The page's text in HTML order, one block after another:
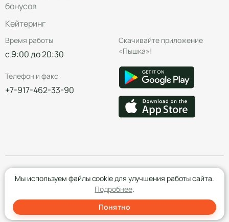
бонусов
Кейтеринг
Время работы
с 9:00 до 20:30
Телефон и факс
+7-917-462-33-90
Скачивайте приложение
«Пышка»!
Создание сайта- Red Promo
Мы используем файлы cookie для улучшения работы сайта.
Подробнее.
Понятно